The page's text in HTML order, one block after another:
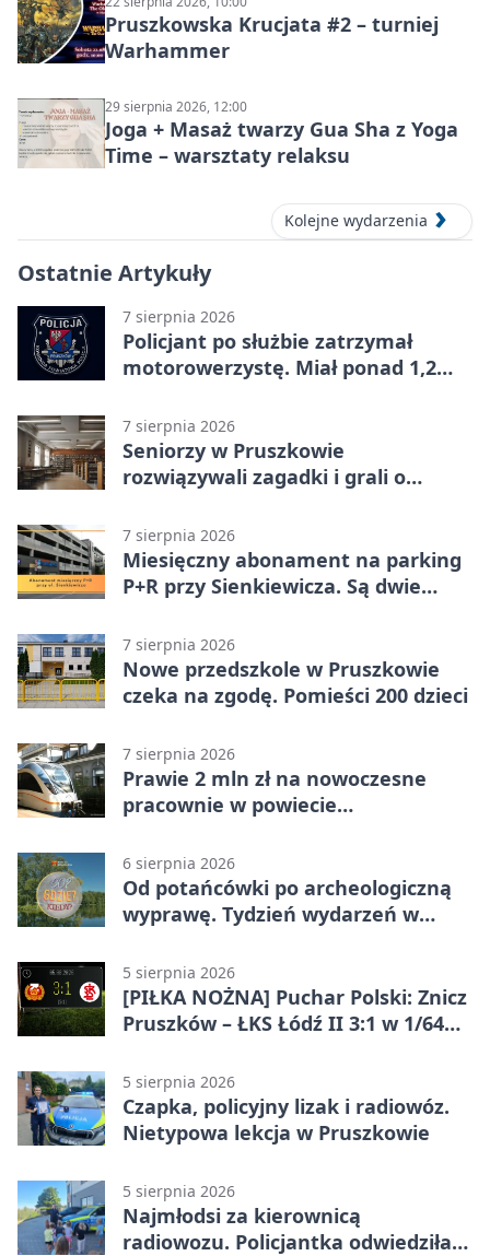
Pruszkowska Krucjata #2 – turniej
Warhammer
29 sierpnia 2026, 12:00
Joga + Masaż twarzy Gua Sha z Yoga
Time – warsztaty relaksu
Kolejne wydarzenia
Ostatnie Artykuły
7 sierpnia 2026
Policjant po służbie zatrzymał
motorowerzystę. Miał ponad 1,2
7 sierpnia 2026
Seniorzy w Pruszkowie
rozwiązywali zagadki i grali o
7 sierpnia 2026
Miesięczny abonament na parking
P+R przy Sienkiewicza. Są dwie
7 sierpnia 2026
Nowe przedszkole w Pruszkowie
czeka na zgodę. Pomieści 200 dzieci
7 sierpnia 2026
Prawie 2 mln zł na nowoczesne
pracownie w powiecie
6 sierpnia 2026
Od potańcówki po archeologiczną
wyprawę. Tydzień wydarzeń w
5 sierpnia 2026
[PIŁKA NOŻNA] Puchar Polski: Znicz
Pruszków – ŁKS Łódź II 3:1 w 1/64
5 sierpnia 2026
Czapka, policyjny lizak i radiowóz.
Nietypowa lekcja w Pruszkowie
5 sierpnia 2026
Najmłodsi za kierownicą
radiowozu. Policjantka odwiedziła